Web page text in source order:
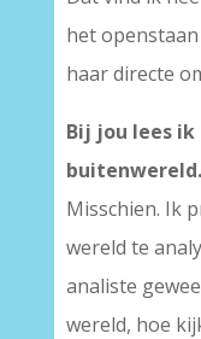
het
haar directe
Bij jou lees
buitenwereld.
Misschien. Ik
wereld te
analiste
wereld, hoe